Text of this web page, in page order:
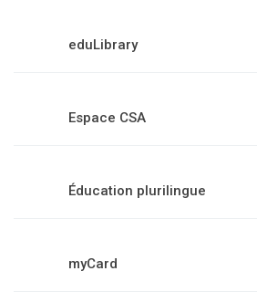
eduLibrary
Espace CSA
Éducation plurilingue
myCard